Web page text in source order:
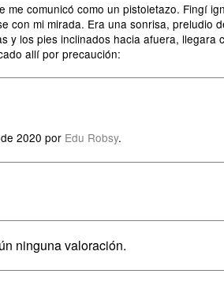
me comunicó como un pistoletazo. Fingí
con mi mirada. Era una sonrisa, preludio
y los pies inclinados hacia afuera,
allí por precaución:
2020 por Edu Robsy.
ninguna valoración.